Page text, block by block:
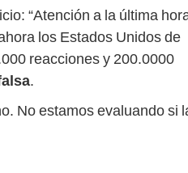
“Atención a la última
los Estados Unidos de
reacciones y 200.0000
.
No estamos evaluando si